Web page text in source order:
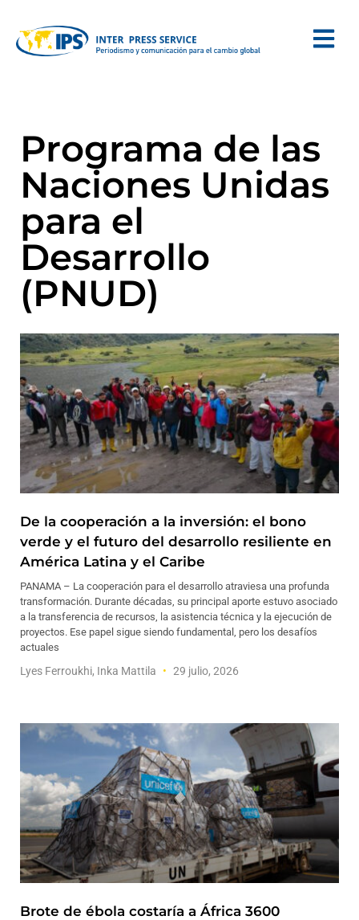
Programa de las
Naciones Unidas
para el
Desarrollo
(PNUD)
De la cooperación a la inversión: el bono
verde y el futuro del desarrollo resiliente en
América Latina y el Caribe
PANAMA – La cooperación para el desarrollo atraviesa una profunda
transformación. Durante décadas, su principal aporte estuvo asociado
a la transferencia de recursos, la asistencia técnica y la ejecución de
proyectos. Ese papel sigue siendo fundamental, pero los desafíos
actuales
Lyes Ferroukhi, Inka Mattila 29 julio, 2026
Brote de ébola costaría a África 3600